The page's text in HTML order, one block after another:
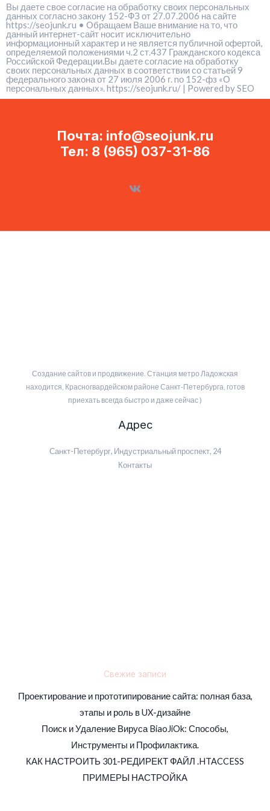
Вы даете свое согласие на обработку своих персональных
данных согласно закону 152-ФЗ от 27.07.2006 на сайте
https://seojunk.ru • Обращаем Ваше внимание на то, что
данный интернет-сайт носит исключительно
информационный характер и не является публичной офертой,
определяемой положениями ч.2 ст.437 Гражданского кодекса
Российской Федерации.Вы даете согласие на обработку
своих персональных данных в соответствии со статьей 9
федерального закона от 27 июля 2006 г. nо 152-фз «О
персональных данных». https://seojunk.ru/ | Powered by SEO
Почта: info@seojunk.ru
Тел: 8 (965) 037-31-86
Создание сайтов и продвижение. Станция метро Ладожская
находится, Красногвардейском районе Санкт-Петербурга, готов
приехать всегда быстро и даже сейчас )
Адрес
Санкт-Петербург, Индустриальный проспект, 24
Контакты
Свежие записи
Проектирование и прототипирование сайта: полная база,
этапы и роль в UX-дизайне
Поиск и Удаление Вируса BiaoJiOk: Способы,
Инструменты и Профилактика.
КАК НАСТРОИТЬ 301-РЕДИРЕКТ ФАЙЛ .HTACCESS
ПРИМЕРЫ НАСТРОЙКА